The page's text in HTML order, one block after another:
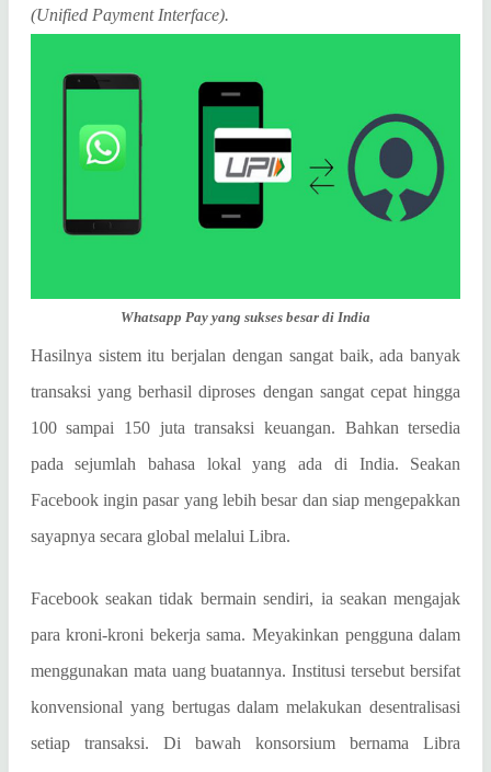
(Unified Payment Interface).
Whatsapp Pay yang sukses besar di India
Hasilnya sistem itu berjalan dengan sangat baik, ada banyak
transaksi yang berhasil diproses dengan sangat cepat hingga
100 sampai 150 juta transaksi keuangan. Bahkan tersedia
pada sejumlah bahasa lokal yang ada di India. Seakan
Facebook ingin pasar yang lebih besar dan siap mengepakkan
sayapnya secara global melalui Libra.
Facebook seakan tidak bermain sendiri, ia seakan mengajak
para kroni-kroni bekerja sama. Meyakinkan pengguna dalam
menggunakan mata uang buatannya. Institusi tersebut bersifat
konvensional yang bertugas dalam melakukan desentralisasi
setiap transaksi. Di bawah konsorsium bernama Libra